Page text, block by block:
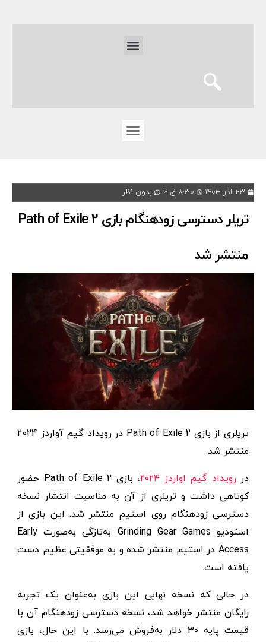
۲۳ آذر ۱۴۰۳ ۸:۳۰ ق.ظ بدون نظر
تریلر دسترسی زودهنگام بازی Path of Exile 2
منتشر شد
تریلری از بازی Path of Exile 2 در رویداد گیم آواردز 2024
منتشر شد.
در رویداد گیم اواردز ۲۰۲۴
، بازی Path of Exile 2 حضور
کوتاهی داشت و تریلری از آن به مناسبت انتشار نسخه
دسترسی زودهنگام روی استیم منتشر شد. این بازی از
استودیو Grinding Gear Games به‌تازگی به‌صورت Early
Access در استیم منتشر شده و به موفقیتی عظیم دست
یافته است.
در حالی که نسخه نهایی این بازی به‌عنوان یک تجربه
رایگان منتشر خواهد شد، نسخه دسترسی زودهنگام آن با
قیمت پایه ۳۰ دلار به‌فروش می‌رسد. با این حال، بازی